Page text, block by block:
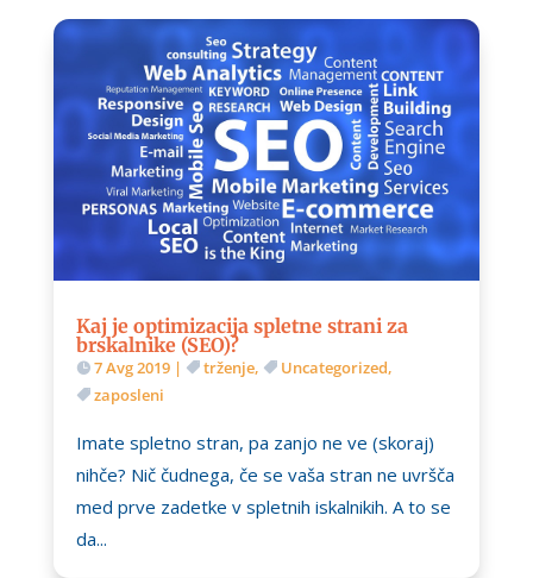
Kaj je optimizacija spletne strani za
brskalnike (SEO)?
7 Avg 2019| trženje, Uncategorized,
zaposleni
Imate spletno stran, pa zanjo ne ve (skoraj)
nihče? Nič čudnega, če se vaša stran ne uvršča
med prve zadetke v spletnih iskalnikih. A to se
da...